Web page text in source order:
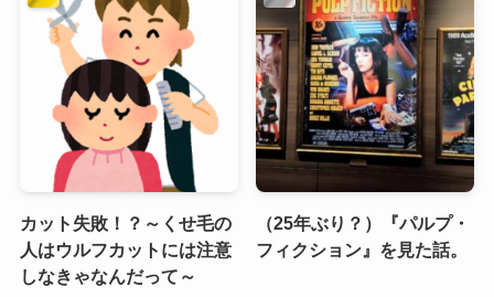
カット失敗！？～くせ毛の
人はウルフカットには注意
しなきゃなんだって～
（25年ぶり？）『パルプ・
フィクション』を見た話。